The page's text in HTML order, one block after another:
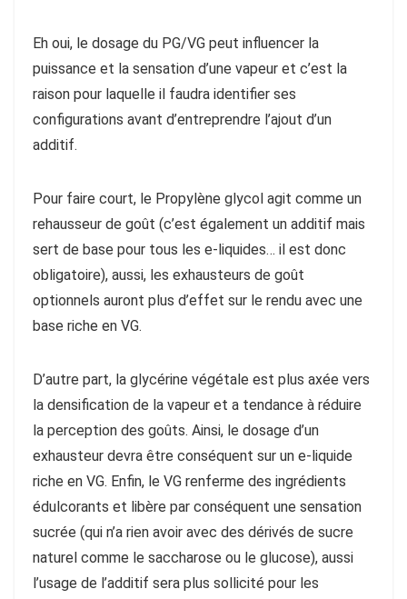
Eh oui, le dosage du PG/VG peut influencer la
puissance et la sensation d’une vapeur et c’est la
raison pour laquelle il faudra identifier ses
configurations avant d’entreprendre l’ajout d’un
additif.
Pour faire court, le Propylène glycol agit comme un
rehausseur de goût (c’est également un additif mais
sert de base pour tous les e-liquides… il est donc
obligatoire), aussi, les exhausteurs de goût
optionnels auront plus d’effet sur le rendu avec une
base riche en VG.
D’autre part, la glycérine végétale est plus axée vers
la densification de la vapeur et a tendance à réduire
la perception des goûts. Ainsi, le dosage d’un
exhausteur devra être conséquent sur un e-liquide
riche en VG. Enfin, le VG renferme des ingrédients
édulcorants et libère par conséquent une sensation
sucrée (qui n’a rien avoir avec des dérivés de sucre
naturel comme le saccharose ou le glucose), aussi
l’usage de l’additif sera plus sollicité pour les